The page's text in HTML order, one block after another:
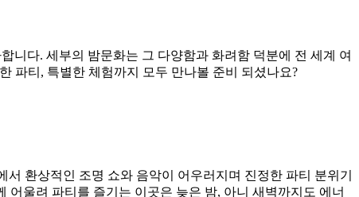
니다. 세부의 밤문화는 그 다양함과 화려함 덕분에 전 세계 여
파티, 특별한 체험까지 모두 만나볼 준비 되셨나요?
환상적인 조명 쇼와 음악이 어우러지며 진정한 파티 분위기
울려 파티를 즐기는 이곳은 늦은 밤, 아니 새벽까지도 에너